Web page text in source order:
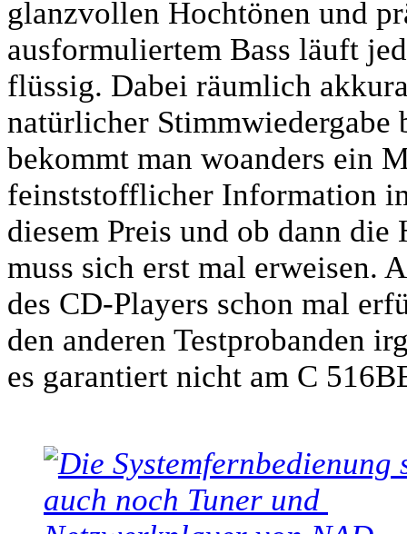
glanzvollen Hochtönen und
ausformuliertem Bass läuft
flüssig. Dabei räumlich
natürlicher
bekommt man woanders ein
feinststofflicher Information
diesem Preis und ob dann
muss sich erst mal erweisen.
des CD-Players schon mal
den anderen Testprobanden
es garantiert nicht am C